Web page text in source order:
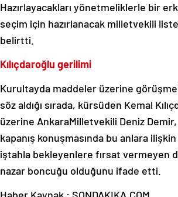
Hazırlayacakları yönetmeliklerle bir
seçim için hazırlanacak milletvekili
belirtti.
Kılıçdaroğlu gerilimi
Kurultayda maddeler üzerine
söz aldığı sırada, kürsüden Kemal
üzerine AnkaraMilletvekili Deniz
kapanış konuşmasında bu anlara
iştahla bekleyenlere fırsat vermeyen
nazar boncuğu olduğunu ifade etti.